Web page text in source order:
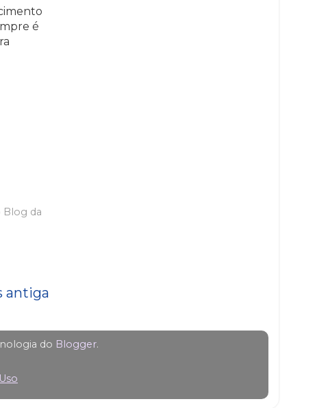
é
Blog da
antiga
do Blogger.